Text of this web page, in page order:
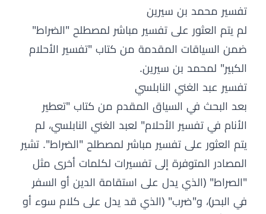
تفسير محمد بن سيرين
لم يتم العثور على تفسير مباشر لمصطلح "الضراط"
ضمن السياقات المقدمة من كتاب "تفسير الأحلام
الكبير" لمحمد بن سيرين.
تفسير عبد الغني النابلسي
بعد البحث في السياق المقدم من كتاب "تعطير
الأنام في تفسير الأحلام" لعبد الغني النابلسي، لم
يتم العثور على تفسير مباشر لمصطلح "الضراط". تشير
المصادر المتوفرة إلى تفسيرات لكلمات أخرى مثل
"الصراط" (الذي يدل على استقامة الدين أو السفر
في البحر)، و"ضرب" (الذي قد يدل على كلام سوء أو